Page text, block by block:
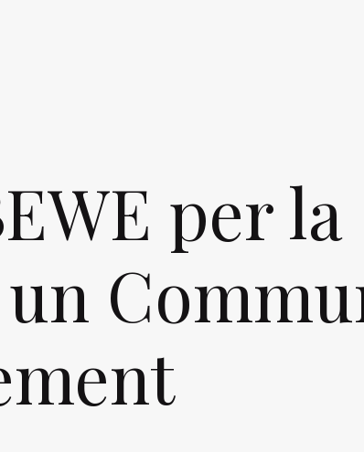
per la